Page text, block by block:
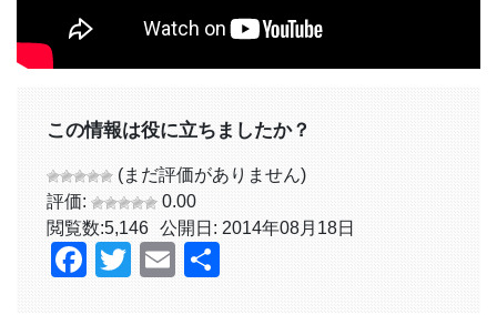
この情報は役に立ちましたか？
(まだ評価がありません)
評価:
0.00
閲覧数:5,146 公開日: 2014年08月18日
Facebook
TwitterEmail